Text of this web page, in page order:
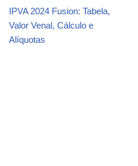
IPVA 2024 Fusion: Tabela,
Valor Venal, Cálculo e
Alíquotas